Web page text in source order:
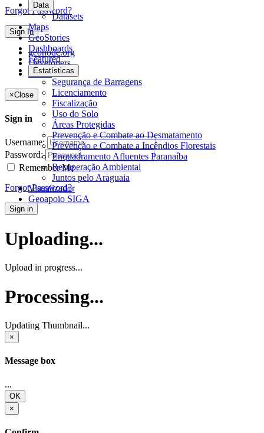
Data
Datasets
Maps
GeoStories
Dashboards
Featured
Estatísticas
Segurança de Barragens
Licenciamento
Fiscalização
Uso do Solo
Áreas Protegidas
Prevenção e Combate ao Desmatamento
Prevenção e Combate a Incêndios Florestais
Enquadramento Afluentes Paranaíba
Recuperação Ambiental
Juntos pelo Araguaia
Visualizador
Geoapoio SIGA
Forgot Password?
Sign In
geonode.org
Developers
About
×Close
Sign in
Username:
Password:
Remember Me
Forgot Password?
Sign in
Uploading...
Upload in progress...
Processing...
Updating Thumbnail...
×
Message box
...
OK
×